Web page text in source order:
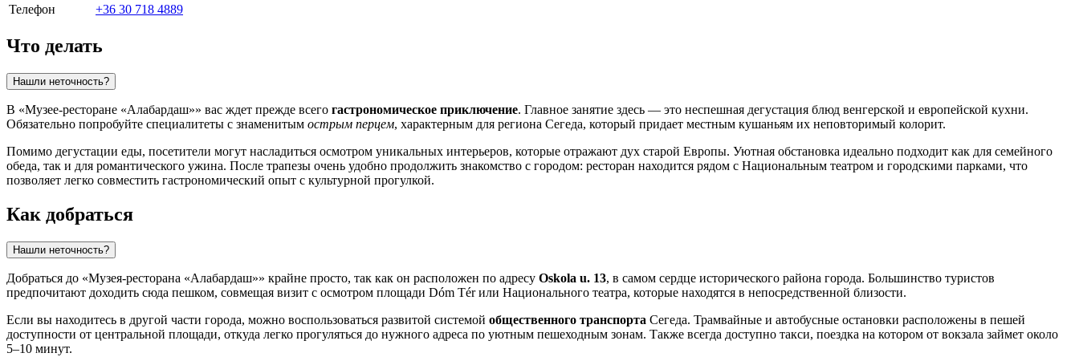
Телефон
+36 30 718 4889
Что делать
Нашли неточность?
В «Музее-ресторане «Алабардаш»» вас ждет прежде всего гастрономическое приключение. Главное занятие здесь — это неспешная дегустация блюд венгерской и европейской кухни.
Обязательно попробуйте специалитеты с знаменитым острым перцем, характерным для региона Сегеда, который придает местным кушаньям их неповторимый колорит.
Помимо дегустации еды, посетители могут насладиться осмотром уникальных интерьеров, которые отражают дух старой Европы. Уютная обстановка идеально подходит как для семейного
обеда, так и для романтического ужина. После трапезы очень удобно продолжить знакомство с городом: ресторан находится рядом с Национальным театром и городскими парками, что
позволяет легко совместить гастрономический опыт с культурной прогулкой.
Как добраться
Нашли неточность?
Добраться до «Музея-ресторана «Алабардаш»» крайне просто, так как он расположен по адресу Oskola u. 13, в самом сердце исторического района города. Большинство туристов
предпочитают доходить сюда пешком, совмещая визит с осмотром площади Dóm Tér или Национального театра, которые находятся в непосредственной близости.
Если вы находитесь в другой части города, можно воспользоваться развитой системой общественного транспорта Сегеда. Трамвайные и автобусные остановки расположены в пешей
доступности от центральной площади, откуда легко прогуляться до нужного адреса по уютным пешеходным зонам. Также всегда доступно такси, поездка на котором от вокзала займет около
5–10 минут.